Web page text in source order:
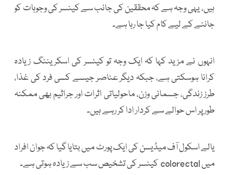
ہیں، یہی وجہ ہے کہ محققین کی جانب سے کینسر کی وجوہات کو
جاننے کے لیے کام کیا جا رہا ہے۔
انہوں نے مزید کہا کہ ایک وجہ تو کینسر کی اسکریننگ زیادہ
کرانا ہوسکتی ہے، جبکہ دیگر عناصر جیسے کسی فرد کی غذا،
طرز زندگی، جسمانی وزن، ماحولیاتی اثرات اور جراثیم بھی ممکنہ
طور پر اس حوالے سے کردار ادا کر رہے ہیں۔
یالے اسکول آف میڈیسن کی ایک پورٹ میں بتایا گیا کہ جوان افراد
میں colorectal کینسر کی تشخیص سب سے زیادہ ہوتی ہے۔